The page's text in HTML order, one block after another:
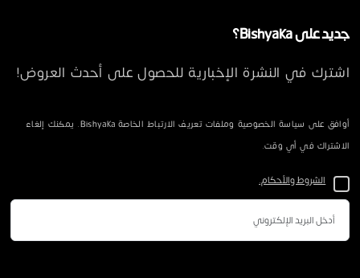
جديد على Bishyaka؟
اشترك في النشرة الإخبارية للحصول على أحدث العروض!
أوافق على سياسة الخصوصية وملفات تعريف الارتباط الخاصة Bishyaka. يمكنك إلغاء
الاشتراك في أي وقت.
الشروط والأحكام.